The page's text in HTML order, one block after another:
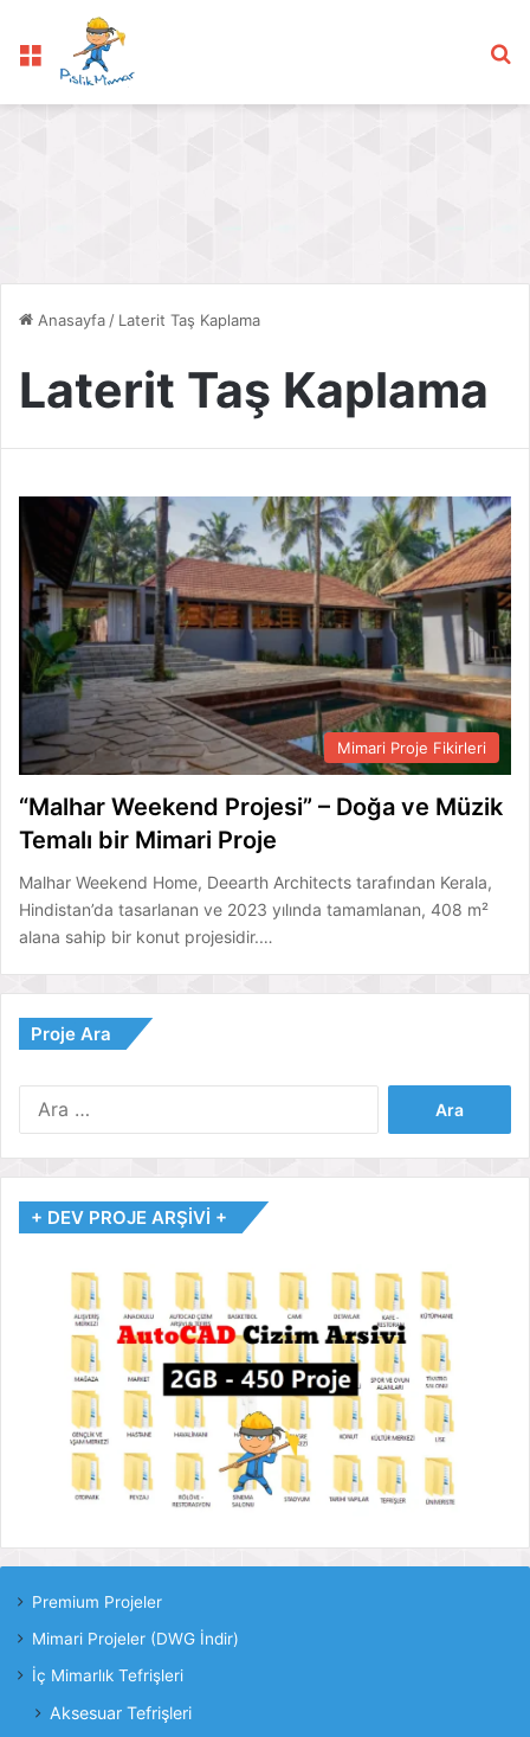
Menü
Anasayfa / Laterit Taş Kaplama
Laterit Taş Kaplama
Mimari Proje Fikirleri
“Malhar Weekend Projesi” – Doğa ve Müzik
Temalı bir Mimari Proje
Malhar Weekend Home, Deearth Architects tarafından Kerala,
Hindistan’da tasarlanan ve 2023 yılında tamamlanan, 408 m²
alana sahip bir konut projesidir.…
Proje Ara
+ DEV PROJE ARŞİVİ +
Premium Projeler
Mimari Projeler (DWG İndir)
İç Mimarlık Tefrişleri
Aksesuar Tefrişleri